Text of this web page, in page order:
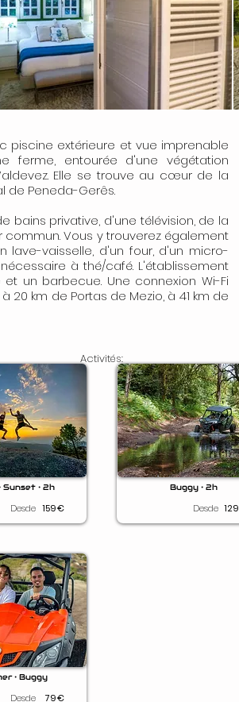
piscine extérieure et vue imprenable
entourée d'une végétation
Elle se trouve au cœur de la
de Peneda-Gerês.
bains privative, d'une télévision, de la
Vous y trouverez également
vaisselle, d'un four, d'un micro-
à thé/café. L'établissement
un barbecue. Une connexion Wi-Fi
20 km de Portas de Mezio, à 41 km de
Activités:
Sunset • 2h
Desde 159€
• Buggy
Desde 79€
Buggy • 2h
Desde 129